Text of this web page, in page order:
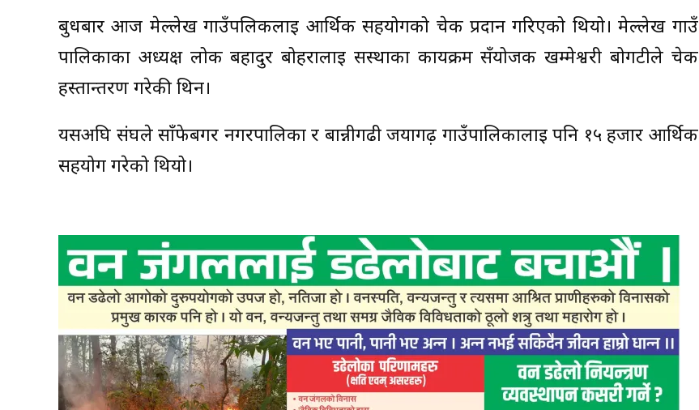
बुधबार आज मेल्लेख गाउँपलिकलाई आर्थिक सहयोगको चेक प्रदान गरिएको थियो। मेल्लेख गाउँ
पालिकाका अध्यक्ष लोक बहादुर बोहरालाई सस्थाका कार्यक्रम सँयोजक खम्मेश्वरी बोगटीले चेक
हस्तान्तरण गरेकी थिन।
यसअघि संघले साँफेबगर नगरपालिका र बान्नीगढी जयागढ़ गाउँपालिकालाई पनि १५ हजार आर्थिक
सहयोग गरेको थियो।